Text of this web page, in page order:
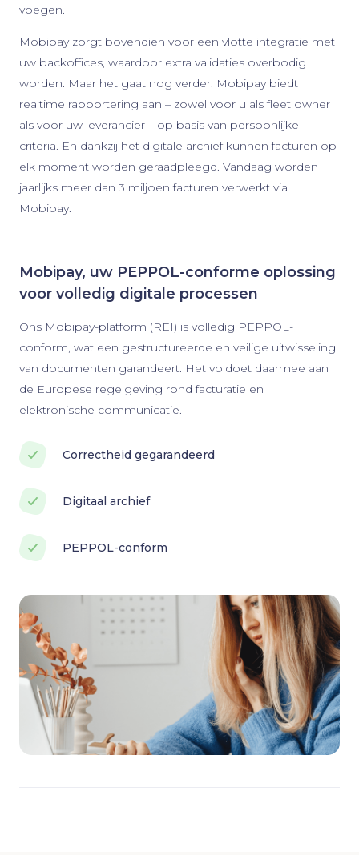
voegen.
Mobipay zorgt bovendien voor een vlotte integratie met
uw backoffices, waardoor extra validaties overbodig
worden. Maar het gaat nog verder. Mobipay biedt
realtime rapportering aan – zowel voor u als fleet owner
als voor uw leverancier – op basis van persoonlijke
criteria. En dankzij het digitale archief kunnen facturen op
elk moment worden geraadpleegd. Vandaag worden
jaarlijks meer dan 3 miljoen facturen verwerkt via
Mobipay.
Mobipay, uw PEPPOL-conforme oplossing
voor volledig digitale processen
Ons Mobipay-platform (REI) is volledig PEPPOL-
conform, wat een gestructureerde en veilige uitwisseling
van documenten garandeert. Het voldoet daarmee aan
de Europese regelgeving rond facturatie en
elektronische communicatie.
Correctheid gegarandeerd
Digitaal archief
PEPPOL-conform